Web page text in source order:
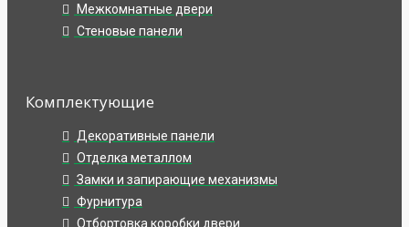
Межкомнатные двери
Стеновые панели
Комплектующие
Декоративные панели
Отделка металлом
Замки и запирающие механизмы
Фурнитура
Отбортовка коробки двери